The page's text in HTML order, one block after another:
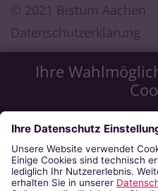
Ihre
Wir möchten Ihnen ein
bieten. Dazu
Funktionieren unserer
Zustimmung verwenden wir
externer Inhalte oder zu
werden. Sie können selbst
© 2021 Bistum Aachen
Datenschutzerklärung